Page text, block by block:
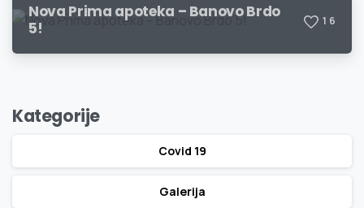
Nova Prima apoteka – Banovo Brdo
5!
1 6
Kategorije
Covid 19
Galerija